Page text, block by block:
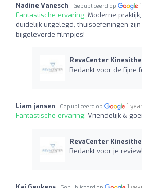
Nadine Vanesch Gepubliceerd op
Fantastische ervaring: Moderne
duidelijk uitgelegd, thuisoefeningen
bijgeleverde filmpjes!
RevaCenter
Bedankt voor de fijne
Liam jansen Gepubliceerd op 1
Fantastische ervaring: Vriendelijk &
RevaCenter
Bedankt voor je review!